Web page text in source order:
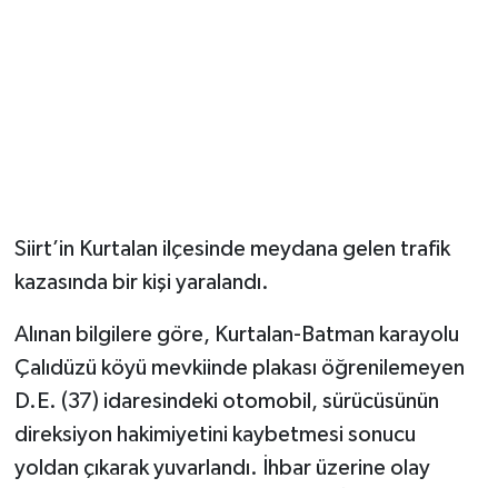
Siirt’in Kurtalan ilçesinde meydana gelen trafik
kazasında bir kişi yaralandı.
Alınan bilgilere göre, Kurtalan-Batman karayolu
Çalıdüzü köyü mevkiinde plakası öğrenilemeyen
D.E. (37) idaresindeki otomobil, sürücüsünün
direksiyon hakimiyetini kaybetmesi sonucu
yoldan çıkarak yuvarlandı. İhbar üzerine olay